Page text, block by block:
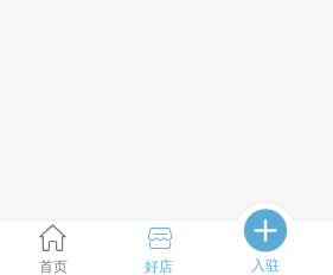
首页 好店 入驻